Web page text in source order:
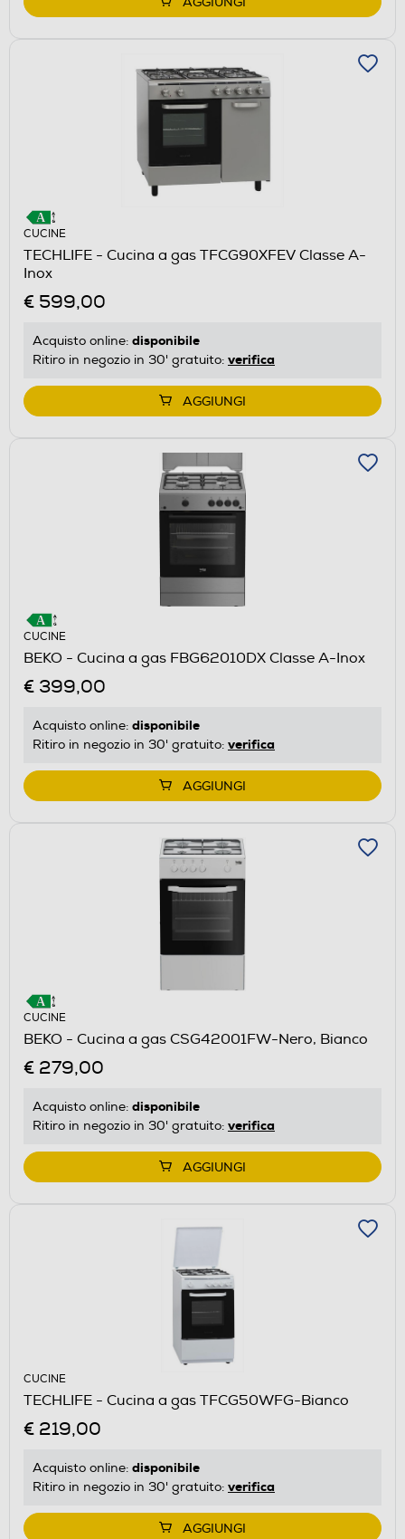
CUCINE
TECHLIFE - Cucina a gas TFCG90XFEV Classe A-
Inox
€ 599,00
Acquisto online: disponibile
Ritiro in negozio in 30' gratuito: verifica
AGGIUNGI
CUCINE
BEKO - Cucina a gas FBG62010DX Classe A-Inox
€ 399,00
Acquisto online: disponibile
Ritiro in negozio in 30' gratuito: verifica
AGGIUNGI
CUCINE
BEKO - Cucina a gas CSG42001FW-Nero, Bianco
€ 279,00
Acquisto online: disponibile
Ritiro in negozio in 30' gratuito: verifica
AGGIUNGI
CUCINE
TECHLIFE - Cucina a gas TFCG50WFG-Bianco
€ 219,00
Acquisto online: disponibile
Ritiro in negozio in 30' gratuito: verifica
AGGIUNGI